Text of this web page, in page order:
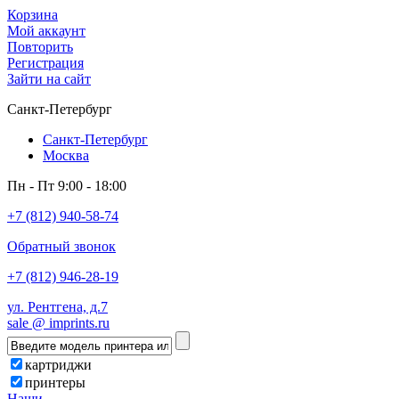
Корзина
Мой аккаунт
Повторить
Регистрация
Зайти на сайт
Санкт-Петербург
Санкт-Петербург
Москва
Пн - Пт 9:00 - 18:00
+7 (812) 940-58-74
Обратный звонок
+7 (812) 946-28-19
ул. Рентгена, д.7
sale @ imprints.ru
картриджи
принтеры